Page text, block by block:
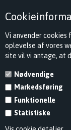
Vi anvender cookies
oplevelse af vores
site vil vi antage, at
Nødvendige
Markedsføring
Funktionelle
Statistiske
KONTAKT
INFORMATION